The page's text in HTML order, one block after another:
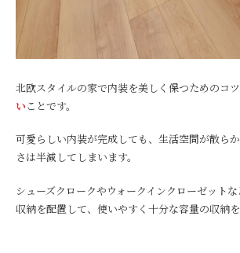
北欧スタイルの家で内装を美しく保つためのコツ
いことです。
可愛らしい内装が完成しても、生活空間が散ら
さは半減してしまいます。
シューズクロークやウォークインクローゼット
収納を配置して、使いやすく十分な容量の収納を